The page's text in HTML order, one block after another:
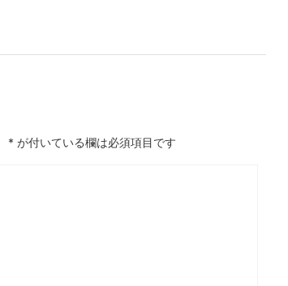
* が付いている欄は必須項目です